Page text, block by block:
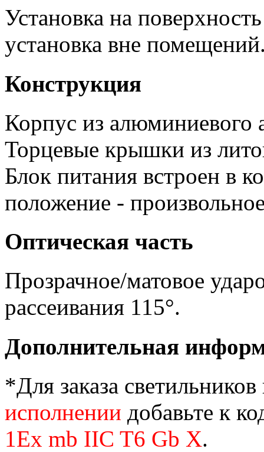
Установка на
установка вне
Конструкция
Корпус из алюминиевого
Торцевые крышки из
Блок питания встроен в
положение -
Оптическая часть
Прозрачное/матовое
рассеивания 115°.
Дополнительная
*Для заказа
исполнении добавьте к
1Ex mb IIC T6 Gb X.